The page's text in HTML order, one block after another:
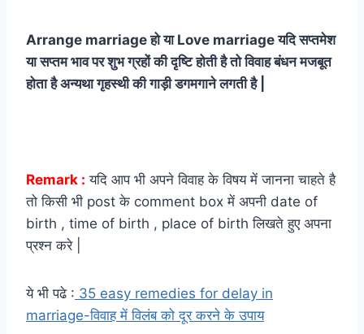
Arrange marriage हो या Love marriage यदि सप्तमेश
या सप्तम भाव पर शुभ ग्रहों की दृष्टि होती है तो विवाह बंधन मजबूत
होता है अन्यथा गृहस्थी की गाड़ी डगमगाने लगती है |
Remark : यदि आप भी अपने विवाह के विषय में जानना चाहते है
तो किसी भी post के comment box में अपनी date of
birth , time of birth , place of birth लिखते हुए अपना
प्रश्न करे |
ये भी पढे : 35 easy remedies for delay in
marriage-विवाह में विलंब को दूर करने के उपाय